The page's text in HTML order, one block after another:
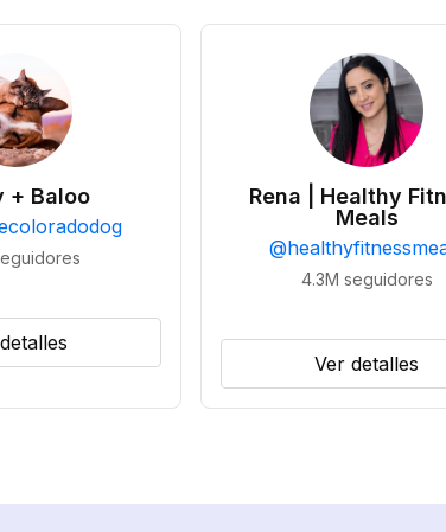
+ Baloo
Rena | Healthy
Meals
@
4.3M seguidores
Ver detalles